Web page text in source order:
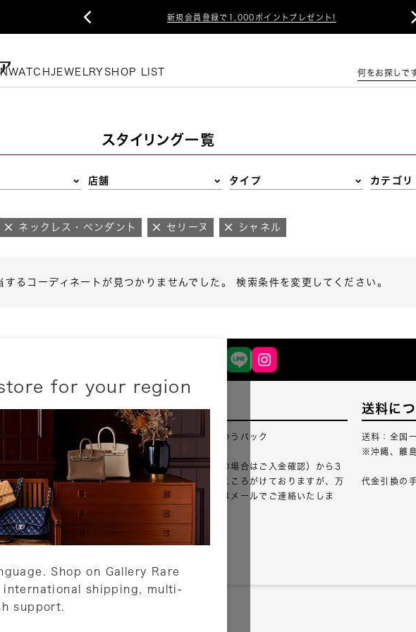
新規会員登録で1,000ポイントプレゼント!

WATCHJEWELRY SHOP LIST 何をお探しで
スタイリング一覧
店舗 タイプ カテゴリ
ネックレス・ペンダント セリーヌ シャネル
するコーディネートが見つかりませんでした。 検索条件を変更してください。
for your region
Shop on Gallery Rare
shipping, multi-
support.
能です。
配送について
配送業者：佐川急便・ゆうパック
ご注文確認（銀行振込の場合はご入金確認）から3
営業日以内のご出荷をこころがけておりますが、万
が一出荷が遅れる場合はメールでご連絡いたしま
詳しくはこちら
送料に
送料：全国
※沖縄、離
代金引換の